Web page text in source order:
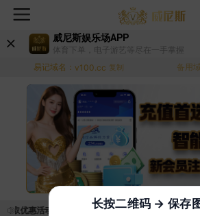
威尼斯娱乐场APP
体育下单，电子游艺等尽在一手掌握
易记域名： v100.cc 复制 备用
取优惠活动的手续麻烦，已新增优惠系统，现在
长按二维码 → 保存